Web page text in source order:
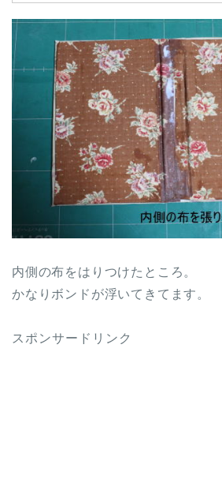
内側の布をはりつけたところ。
かなりボンドが浮いてきてます。
スポンサードリンク